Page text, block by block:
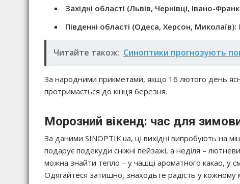
Західні області (Львів, Чернівці, Івано-
Південні області (Одеса, Херсон, Миколаїв):
Читайте також: Синоптики прогнозують
За народними прикметами, якщо 16 лютого день
протримається до кінця березня.
Морозний вікенд: час для
За даними SINOPTIK.ua, ці вихідні випробують на
подарує подекуди сніжні пейзажі, а неділя –
можна знайти тепло – у чашці ароматного какао, у
Одягайтеся затишно, знаходьте радість у кожному